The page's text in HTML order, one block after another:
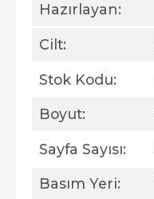
Hazırlayan:
Cilt:
Stok Kodu:
Boyut:
Sayfa Sayısı:
Basım Yeri: